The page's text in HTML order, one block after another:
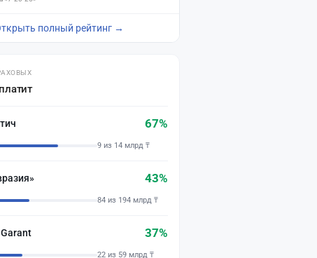
полный рейтинг →
67%
9 из 14 млрд ₸
43%
84 из 194 млрд ₸
37%
22 из 59 млрд ₸